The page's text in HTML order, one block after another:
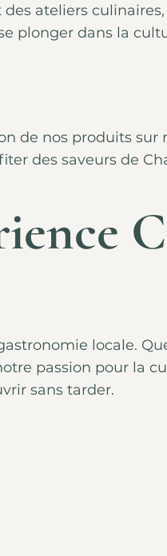
ateliers
plonger dans la
de nos produits sur
des saveurs de
locale.
passion pour la
sans tarder.